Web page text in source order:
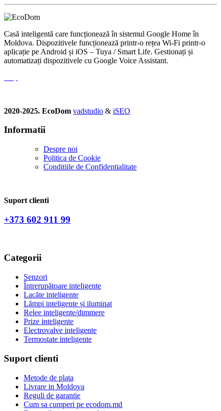
Casă inteligentă care funcționează în sistemul Google Home în
Moldova. Dispozitivele funcționează printr-o rețea Wi-Fi printr-o
aplicație pe Android și iOS – Tuya / Smart Life. Gestionați și
automatizați dispozitivele cu Google Voice Assistant.
2020-2025. EcoDom vadstudio & iSEO
Informatii
Despre noi
Politica de Сookie
Conditiile de Confidentialitate
Suport clienti
+373 602 911 99
Categorii
Senzori
Întrerupătoare inteligente
Lacăte inteligente
Lămpi inteligente și iluminat
Relee inteligente/dimmere
Prize inteligente
Electrovalve inteligente
Termostate inteligente
Suport clienti
Metode de plata
Livrare in Moldova
Reguli de garantie
Cum sa cumperi pe ecodom.md